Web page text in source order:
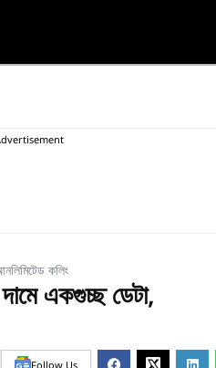
কলিং
একগুচ্ছ ডেটা,
Follow Us